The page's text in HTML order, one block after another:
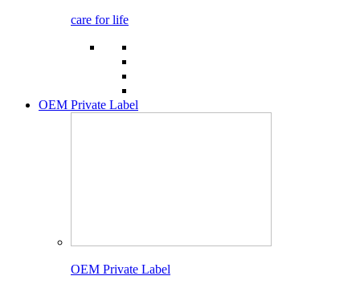
care for life
OEM Private Label
OEM Private Label